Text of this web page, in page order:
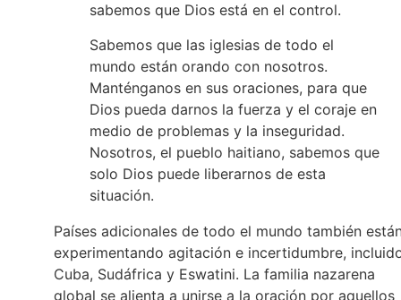
sabemos que Dios está en el control.
Sabemos que las iglesias de todo el
mundo están orando con nosotros.
Manténganos en sus oraciones, para que
Dios pueda darnos la fuerza y el coraje en
medio de problemas y la inseguridad.
Nosotros, el pueblo haitiano, sabemos que
solo Dios puede liberarnos de esta
situación.
Países adicionales de todo el mundo también
experimentando agitación e incertidumbre,
Cuba, Sudáfrica y Eswatini. La familia nazarena
global se alienta a unirse a la oración por aquellos